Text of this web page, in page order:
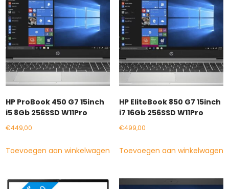
HP ProBook 450 G7 15inch
i5 8Gb 256SSD W11Pro
€449,00
Toevoegen aan winkelwagen
HP EliteBook 850 G7 15inch
i7 16Gb 256SSD W11Pro
€499,00
Toevoegen aan winkelwagen